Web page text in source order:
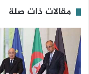
مقالات ذات صلة